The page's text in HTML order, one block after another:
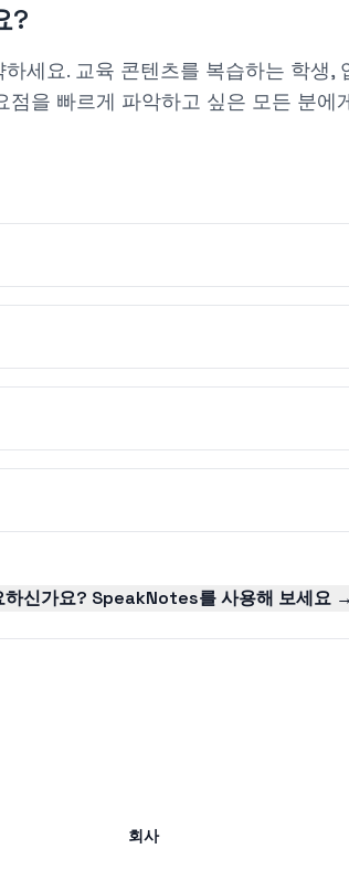
?
세요. 교육 콘텐츠를 복습하는 학생
을 빠르게 파악하고 싶은 모든 분에
하신가요? SpeakNotes를 사용해 보세요 →
회사